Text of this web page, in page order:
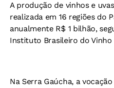
A produção de vinhos e
realizada em 16 regiões do
anualmente R$ 1 bilhão,
Instituto Brasileiro do Vinho
Na Serra Gaúcha, a